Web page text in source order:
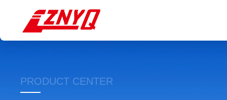
PRODUCT CENTER